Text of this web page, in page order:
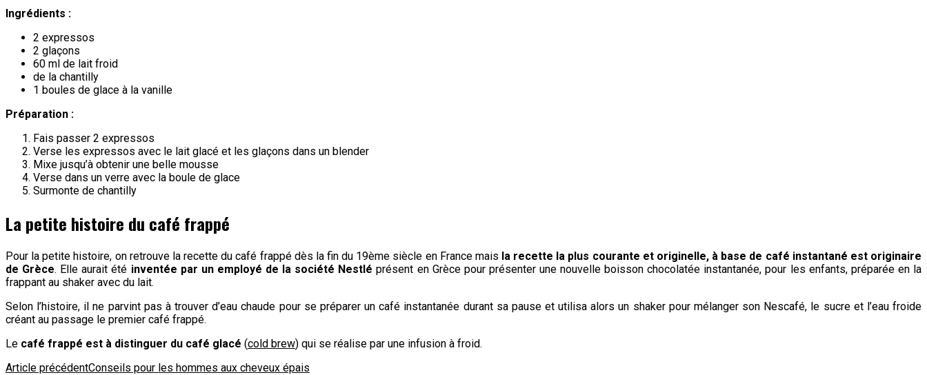
Ingrédients :
2 expressos
2 glaçons
60 ml de lait froid
de la chantilly
1 boules de glace à la vanille
Préparation :
Fais passer 2 expressos
Verse les expressos avec le lait glacé et les glaçons dans un blender
Mixe jusqu’à obtenir une belle mousse
Verse dans un verre avec la boule de glace
Surmonte de chantilly
La petite histoire du café frappé
Pour la petite histoire, on retrouve la recette du café frappé dès la fin du 19ème siècle en France mais la recette la plus courante et originelle, à base de café instantané est originaire
de Grèce. Elle aurait été inventée par un employé de la société Nestlé présent en Grèce pour présenter une nouvelle boisson chocolatée instantanée, pour les enfants, préparée en la
frappant au shaker avec du lait.
Selon l’histoire, il ne parvint pas à trouver d’eau chaude pour se préparer un café instantanée durant sa pause et utilisa alors un shaker pour mélanger son Nescafé, le sucre et l’eau froide
créant au passage le premier café frappé.
Le café frappé est à distinguer du café glacé (cold brew) qui se réalise par une infusion à froid.
Navigation
Article précédentConseils pour les hommes aux cheveux épais